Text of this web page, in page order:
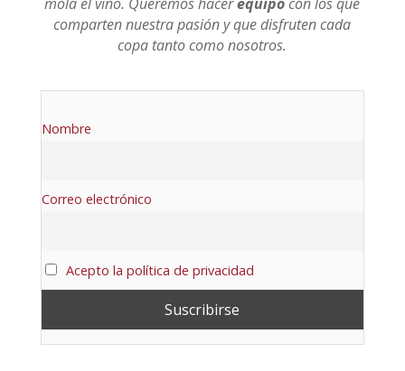
comparten nuestra pasión y que disfruten cada
copa tanto como nosotros.
Nombre
Correo electrónico
Acepto la política de privacidad